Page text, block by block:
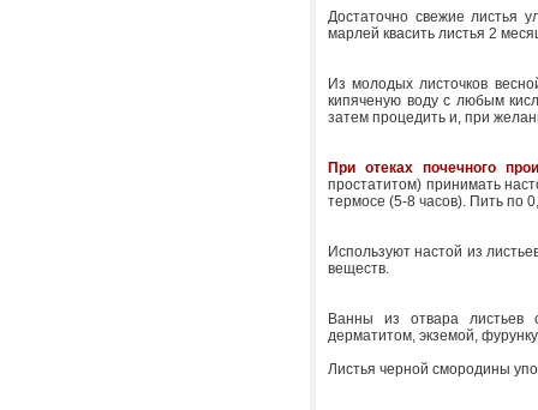
Достаточно свежие листья
марлей квасить листья 2
Из молодых листочков
кипяченую воду с любым
затем процедить и, при
При отеках почечного
простатитом) принимать
термосе (5-8 часов). Пить по
Используют настой из
веществ.
Ванны из отвара листьев
дерматитом, экземой,
Листья черной смородины